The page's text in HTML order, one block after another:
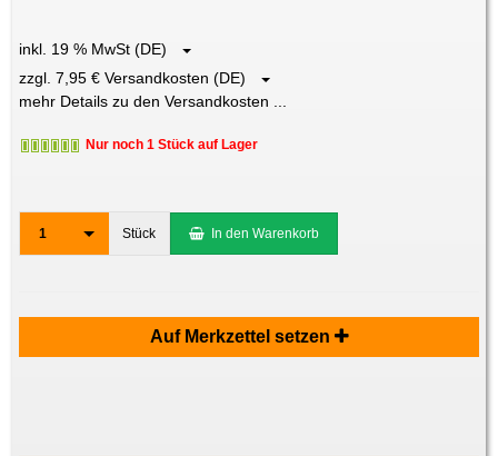
inkl. 19 % MwSt (DE)
zzgl. 7,95 € Versandkosten (DE)
mehr Details zu den Versandkosten ...
Nur noch 1 Stück auf Lager
1 Stück In den Warenkorb
Auf Merkzettel setzen